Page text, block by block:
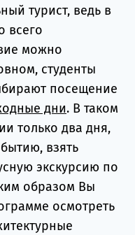
турист, ведь в
всего
можно
студенты
посещение
дни. В таком
только два дня,
взять
экскурсию по
образом Вы
осмотреть